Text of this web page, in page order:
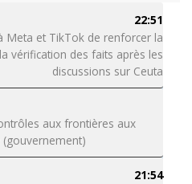
22:51
Meta et TikTok de renforcer la
vérification des faits après les
discussions sur Ceuta
aux frontières aux
21:54